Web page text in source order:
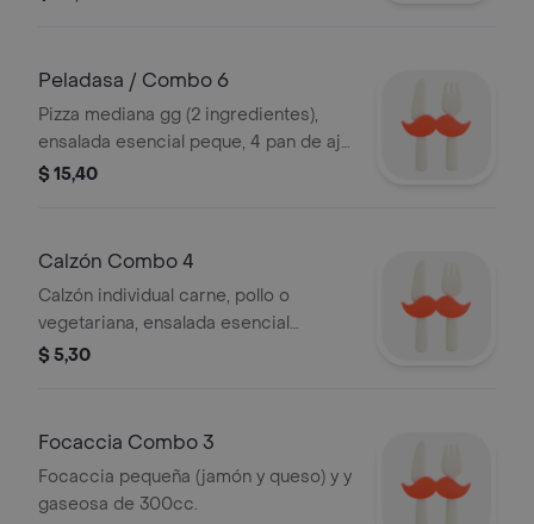
Peladasa / Combo 6
Pizza mediana gg (2 ingredientes),
ensalada esencial peque, 4 pan de ajo
y 2 gaseosas de 300cc.
$ 15,40
Calzón Combo 4
Calzón individual carne, pollo o
vegetariana, ensalada esencial
individual, 2 panes sajo y gaseosa de
$ 5,30
Focaccia Combo 3
Focaccia pequeña (jamón y queso) y y
gaseosa de 300cc.